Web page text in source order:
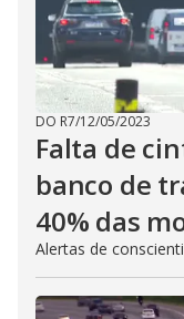
DO R7/12/05/2023
Falta de
banco de
40% das
Alertas de